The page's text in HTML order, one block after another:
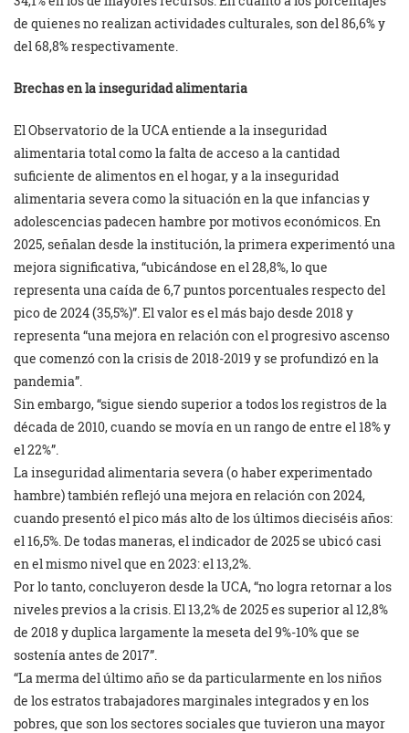
de quienes no realizan actividades culturales, son del 86,6% y
del 68,8% respectivamente.
Brechas en la inseguridad alimentaria
El Observatorio de la UCA entiende a la inseguridad
alimentaria total como la falta de acceso a la cantidad
suficiente de alimentos en el hogar, y a la inseguridad
alimentaria severa como la situación en la que infancias y
adolescencias padecen hambre por motivos económicos. En
2025, señalan desde la institución, la primera experimentó una
mejora significativa, “ubicándose en el 28,8%, lo que
representa una caída de 6,7 puntos porcentuales respecto del
pico de 2024 (35,5%)”. El valor es el más bajo desde 2018 y
representa “una mejora en relación con el progresivo ascenso
que comenzó con la crisis de 2018-2019 y se profundizó en la
pandemia”.
Sin embargo, “sigue siendo superior a todos los registros de la
década de 2010, cuando se movía en un rango de entre el 18% y
el 22%”.
La inseguridad alimentaria severa (o haber experimentado
hambre) también reflejó una mejora en relación con 2024,
cuando presentó el pico más alto de los últimos dieciséis años:
el 16,5%. De todas maneras, el indicador de 2025 se ubicó casi
en el mismo nivel que en 2023: el 13,2%.
Por lo tanto, concluyeron desde la UCA, “no logra retornar a los
niveles previos a la crisis. El 13,2% de 2025 es superior al 12,8%
de 2018 y duplica largamente la meseta del 9%-10% que se
sostenía antes de 2017”.
“La merma del último año se da particularmente en los niños
de los estratos trabajadores marginales integrados y en los
pobres, que son los sectores sociales que tuvieron una mayor